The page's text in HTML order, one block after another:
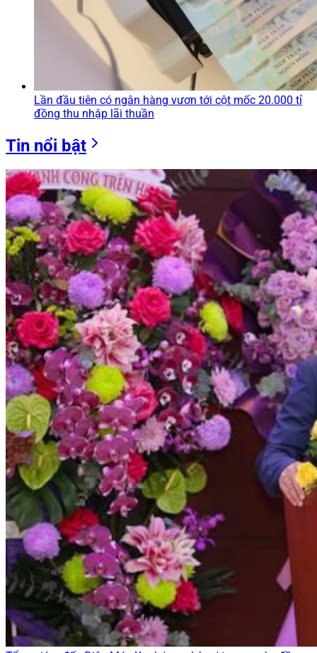
Lần đầu tiên có ngân hàng vươn tới cột mốc 20.000 tỉ
đồng thu nhập lãi thuần
Tin nổi bật